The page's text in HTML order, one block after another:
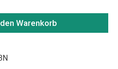
Wert ein
Warenkorb